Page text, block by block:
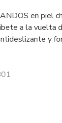
en piel
a la vuelta
y